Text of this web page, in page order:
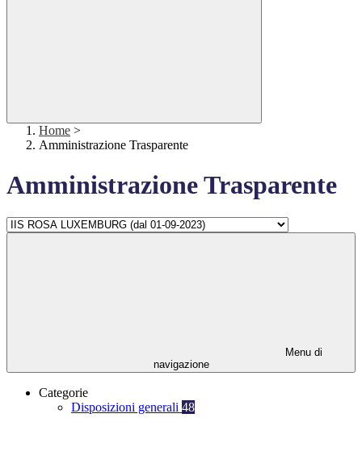
Home >
Amministrazione Trasparente
Amministrazione Trasparente
Menu di
navigazione
Categorie
Disposizioni generali 48